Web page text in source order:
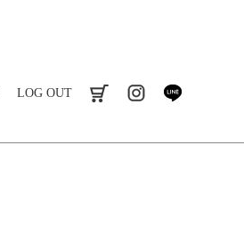
LOG OUT instagram